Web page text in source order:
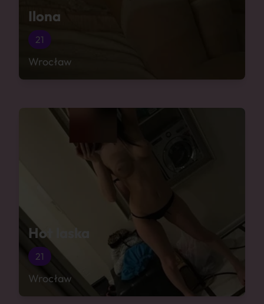
Ilona
21
Wrocław
Hot laska
21
Wrocław